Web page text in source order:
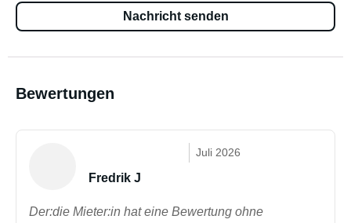
Nachricht senden
Bewertungen
Juli 2026
Fredrik J
Der:die Mieter:in hat eine Bewertung ohne